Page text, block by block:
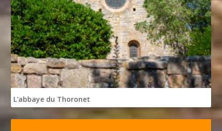
L'abbaye du Thoronet